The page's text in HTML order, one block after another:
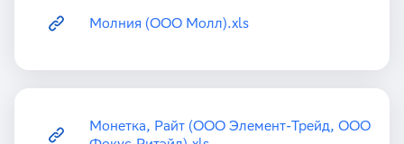
Молния (ООО Молл).xls
Монетка, Райт (ООО Элемент-Трейд, ООО